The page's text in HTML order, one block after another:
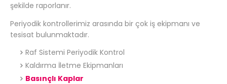
şekilde raporlanır.
Periyodik kontrollerimiz arasında bir çok iş ekipmanı ve
tesisat bulunmaktadır.
Raf Sistemi Periyodik Kontrol
Kaldırma İletme Ekipmanları
Basınçlı Kaplar